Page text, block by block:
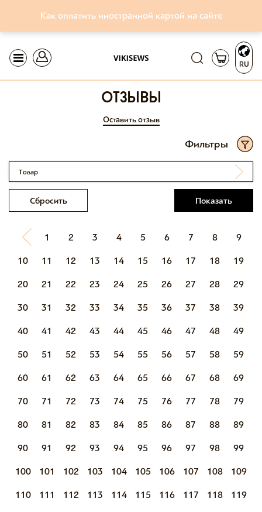
Как оплатить иностранной картой на сайте
RU
отзывы
Оставить отзыв
Фильтры
Товар
Сбросить Показать
1 2 3 4 5 6 7 8 9
10 11 12 13 14 15 16 17 18 19
20 21 22 23 24 25 26 27 28 29
30 31 32 33 34 35 36 37 38 39
40 41 42 43 44 45 46 47 48 49
50 51 52 53 54 55 56 57 58 59
60 61 62 63 64 65 66 67 68 69
70 71 72 73 74 75 76 77 78 79
80 81 82 83 84 85 86 87 88 89
90 91 92 93 94 95 96 97 98 99
100 101 102 103 104 105 106 107 108 109
110 111 112 113 114 115 116 117 118 119